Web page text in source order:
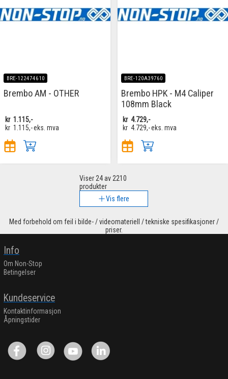
BRE-122474610
Brembo AM - OTHER
kr 1.115,-
kr 1.115,-eks. mva
BRE-120A39760
Brembo HPK - M4 Caliper
108mm Black
kr 4.729,-
kr 4.729,-eks. mva
Viser 24av 2210
produkter
Vis flere
Med forbehold om feil i bilde- / videomateriell / tekniske spesifikasjoner /
priser.
Info
Om Non-Stop
Betingelser
Kundeservice
Kontaktinformasjon
Åpningstider